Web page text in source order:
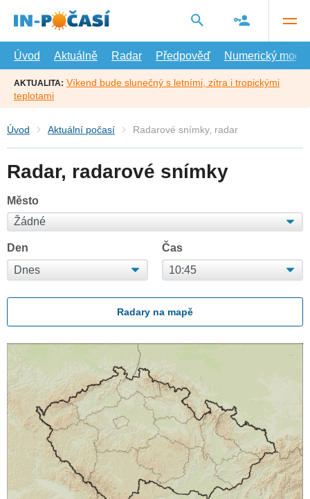
hlavní
Úvod
Aktuálně Radar Předpověď Numerický model
AKTUALITA: Víkend bude slunečný s letními, zítra i tropickými
teplotami
Úvod Aktuální počasí Radarové snímky, radar
Radar, radarové snímky
Město
Den Čas
Radary na mapě